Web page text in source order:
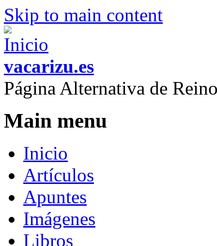
Skip to main content
vacarizu.es
Página Alternativa de
Main menu
Inicio
Artículos
Apuntes
Imágenes
Libros